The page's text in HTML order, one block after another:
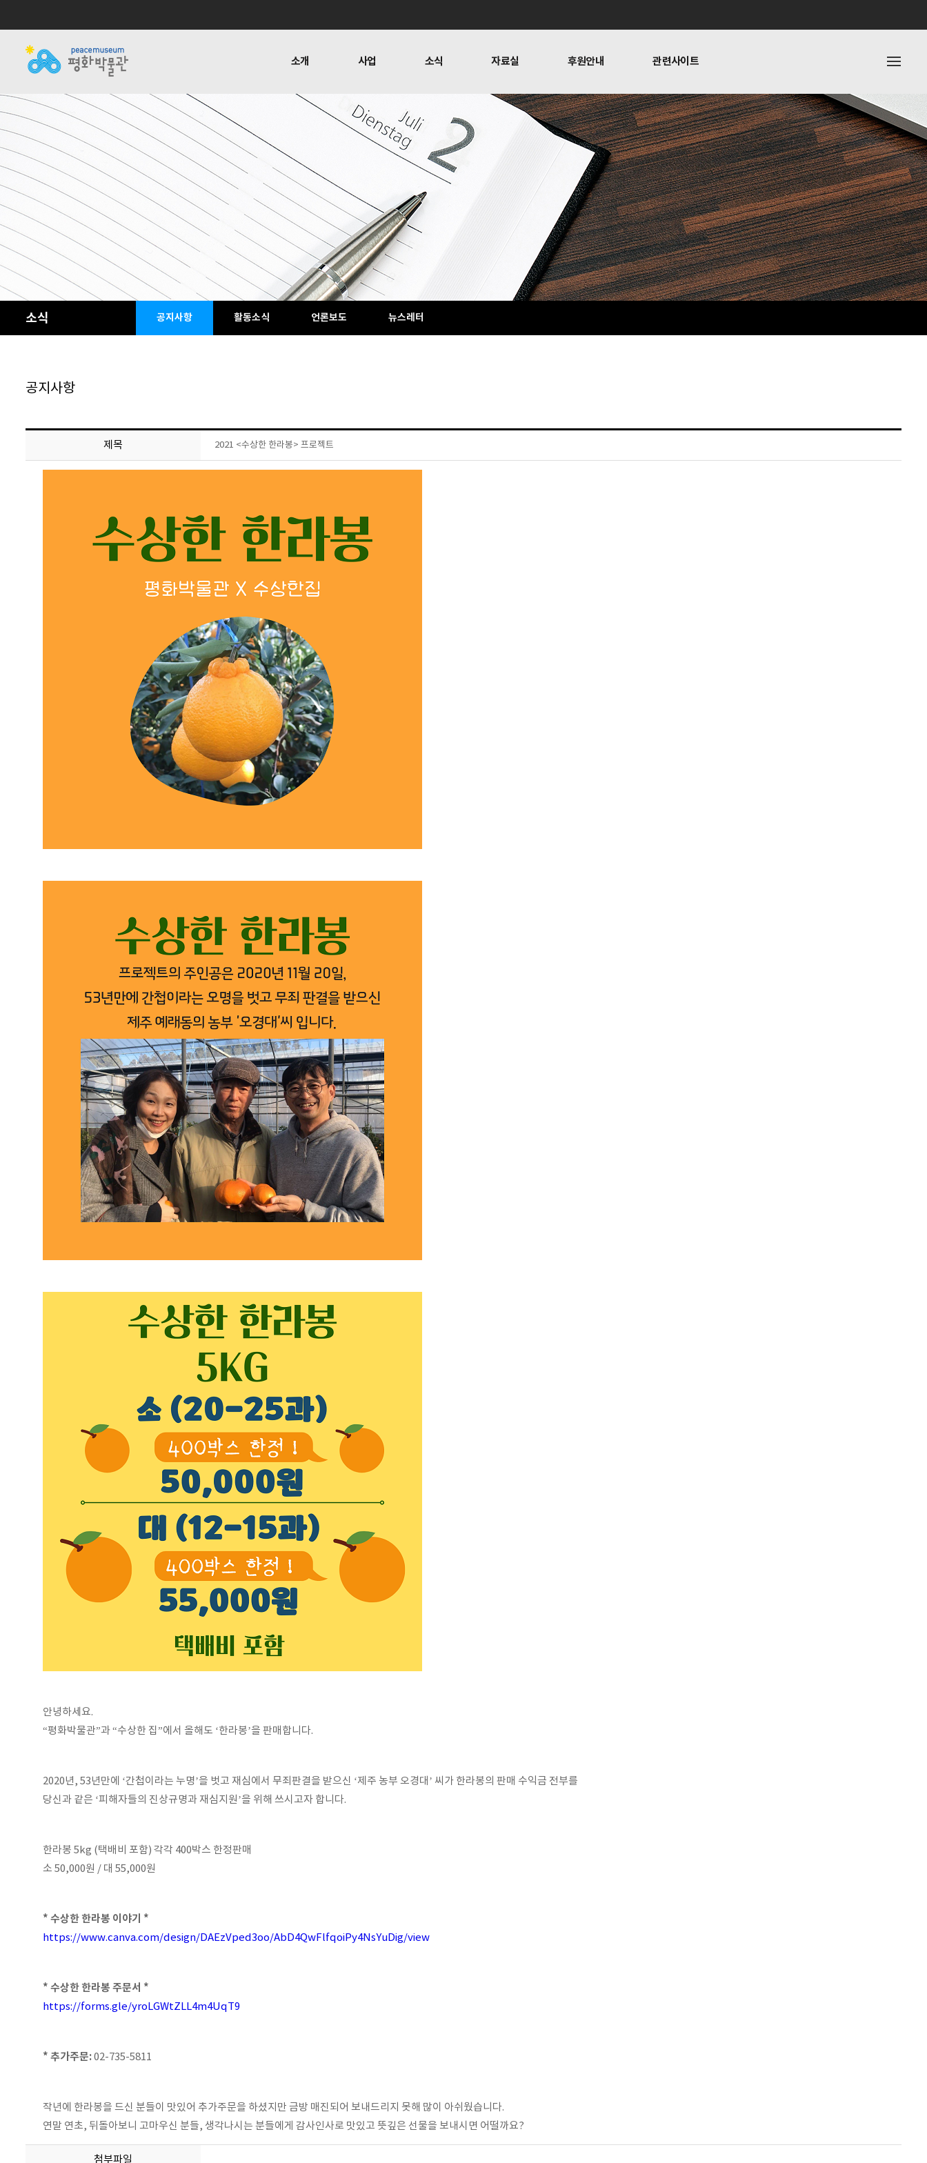
소개
평화박물관
소개 함께하는 사람들 오시는 길
사업
사업안내
전시 반헌법행위자열전편찬
소식
소식
공지사항 언론보도 뉴스레터
자료실
자료실
자료실
후원안내
후원안내
후원하기 1:1질문
관련사이트
관련사이트
기타링크
소개
소개
걸어온 길
함께하는 사람들
오시는 길
사업
교육 · 연구
반헌법행위자열전편찬
캠페인
소식
공지사항
자료실
후원안내
후원하기
재정보고
1:1 문의
관련사이트
기타링크
소식 공지사항 활동소식 언론보도 뉴스레터
공지사항
제목 2021 <수상한 한라봉> 프로젝트
안녕하세요.
“평화박물관”과 “수상한 집”에서 올해도 ‘한라봉’을 판매합니다.
2020년, 53년만에 ‘간첩이라는 누명’을 벗고 재심에서 무죄판결을 받으신 ‘제주 농부 오경대’ 씨가 한라봉의 판매 수익금 전부를
당신과 같은 ‘피해자들의 진상규명과 재심지원’을 위해 쓰시고자 합니다.
한라봉 5kg (택배비 포함) 각각 400박스 한정판매
소 50,000원 / 대 55,000원
* 수상한 한라봉 이야기 *
https://www.canva.com/design/DAEzVped3oo/AbD4QwFlfqoiPy4NsYuDig/view
* 수상한 한라봉 주문서 *
https://forms.gle/yroLGWtZLL4m4UqT9
* 추가주문:02-735-5811
작년에 한라봉을 드신 분들이 맛있어 추가주문을 하셨지만 금방 매진되어 보내드리지 못해 많이 아쉬웠습니다.
연말 연초, 뒤돌아보니 고마우신 분들, 생각나시는 분들에게 감사인사로 맛있고 뜻깊은 선물을 보내시면 어떨까요?
첨부파일